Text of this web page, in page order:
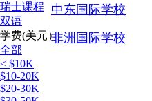
中东国际学校
非洲国际学校
瑞士课程
双语
学费(美元）
全部
< $10K
$10-20K
$20-30K